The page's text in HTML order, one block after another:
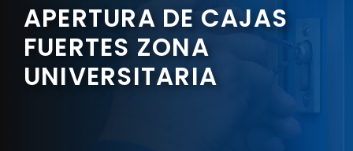
APERTURA DE CAJAS
FUERTES ZONA
UNIVERSITARIA